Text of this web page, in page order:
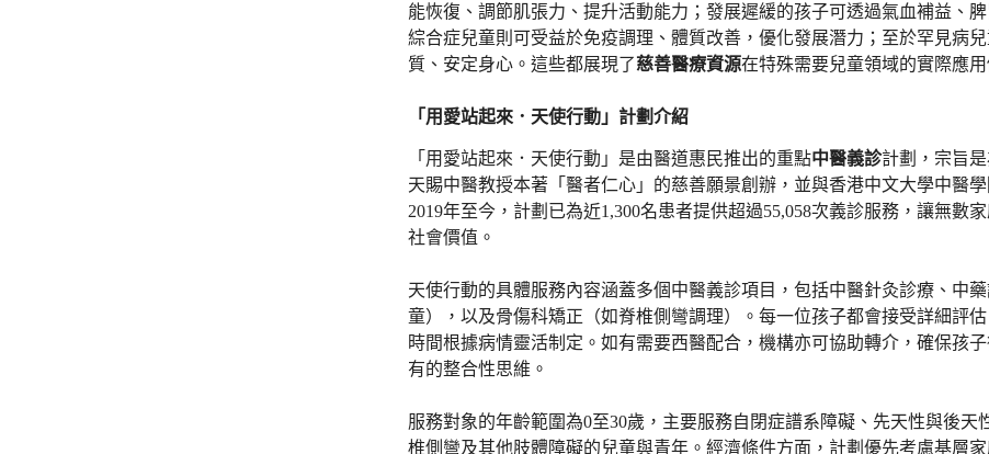
能恢復、調節肌張力、提升活動能力；發展遲緩的孩子可透過氣血補益、
綜合症兒童則可受益於免疫調理、體質改善，優化發展潛力；至於罕見病
質、安定身心。這些都展現了慈善醫療資源在特殊需要兒童領域的實際應用
「用愛站起來．天使行動」計劃介紹
「用愛站起來．天使行動」是由醫道惠民推出的重點中醫義診計劃，宗旨
天賜中醫教授本著「醫者仁心」的慈善願景創辦，並與香港中文大學中醫
2019年至今，計劃已為近1,300名患者提供超過55,058次義診服務，讓無數
社會價值。
天使行動的具體服務內容涵蓋多個中醫義診項目，包括中醫針灸診療、中
童），以及骨傷科矯正（如脊椎側彎調理）。每一位孩子都會接受詳細評
時間根據病情靈活制定。如有需要西醫配合，機構亦可協助轉介，確保孩
有的整合性思維。
服務對象的年齡範圍為0至30歲，主要服務自閉症譜系障礙、先天性與後
椎側彎及其他肢體障礙的兒童與青年。經濟條件方面，計劃優先考慮基層